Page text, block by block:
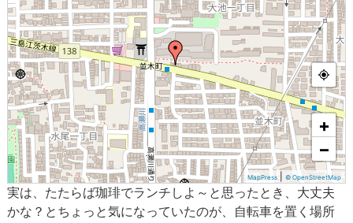
+
−
MapPress| © OpenStreetMap
実は、たたらば珈琲でランチしよ～と思ったとき、大丈夫
かな？とちょっと気になっていたのが、自転車を置く場所